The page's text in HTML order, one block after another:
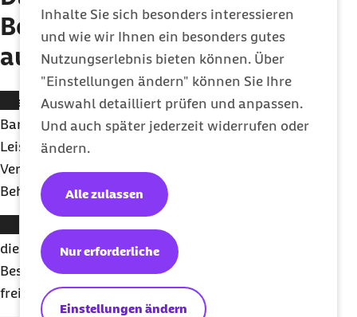
Inhalte Sie sich besonders interessieren
und wie wir Ihnen ein besonders gutes
Nutzungserlebnis bieten können. Über
"Einstellungen ändern" können Sie Ihre
Auswahl detailliert prüfen und anpassen.
Und auch später jederzeit widerrufen oder
ändern.
Einstellungen ändern
Nur erforderliche
Alle zulassen
Besonderen Behandlung
auf einen Blick
Bestmögliche medizinische Versorgung:Die
Barmer bietet Ihnen ein umfassendes Angebot an
Leistungen im Rahmen der Besonderen
Versorgung, um eine für Sie bestmögliche
Behandlung zu gewährleisten.
Keine zusätzlichen Kosten:
die Behandlungskosten im Rahmen der
Besonderen Versorgung. Die Teilnahme ist
freiwillig.